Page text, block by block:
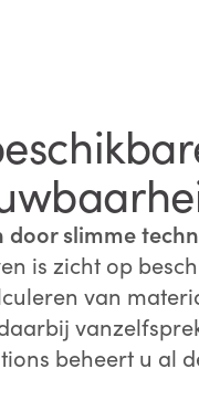
door slimme
is zicht op
van
beheert u al